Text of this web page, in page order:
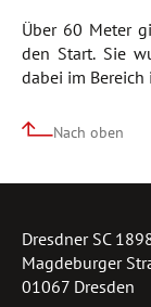
Über 60 Meter
den Start. Sie
dabei im
Nach oben
Dresdner SC
Magdeburger
01067 Dresden